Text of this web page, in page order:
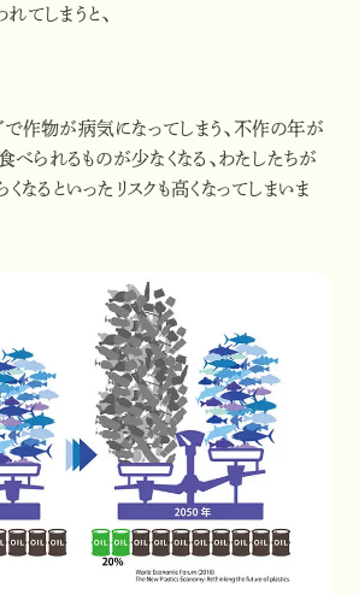
てしまうと、
作物が病気になってしまう、不作の年が
べられるものが少なくなる、わたしたちが
なるといったリスクも高くなってしまいま